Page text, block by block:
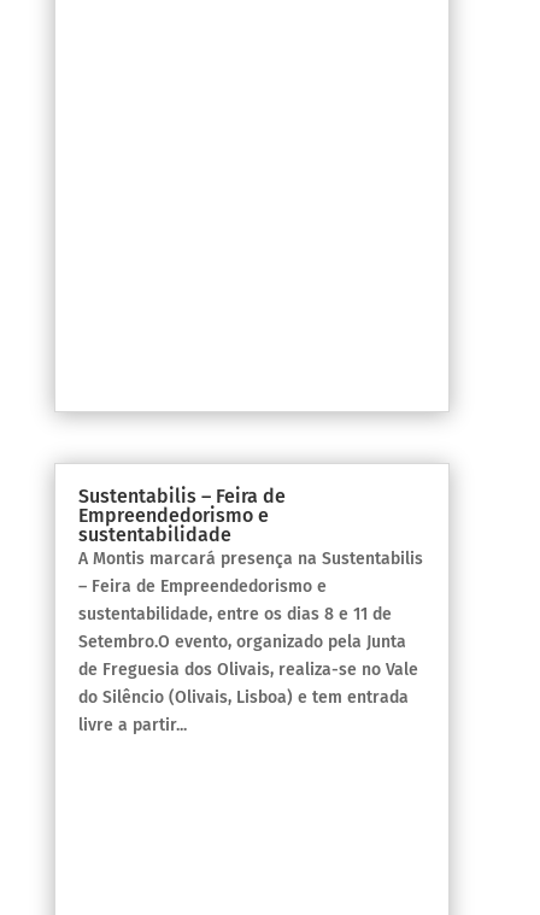
Sustentabilis – Feira de
Empreendedorismo e
sustentabilidade
A Montis marcará presença na Sustentabilis
– Feira de Empreendedorismo e
sustentabilidade, entre os dias 8 e 11 de
Setembro.O evento, organizado pela Junta
de Freguesia dos Olivais, realiza-se no Vale
do Silêncio (Olivais, Lisboa) e tem entrada
livre a partir...